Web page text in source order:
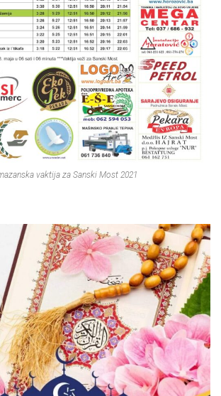
vaktija za Sanski Most 2021